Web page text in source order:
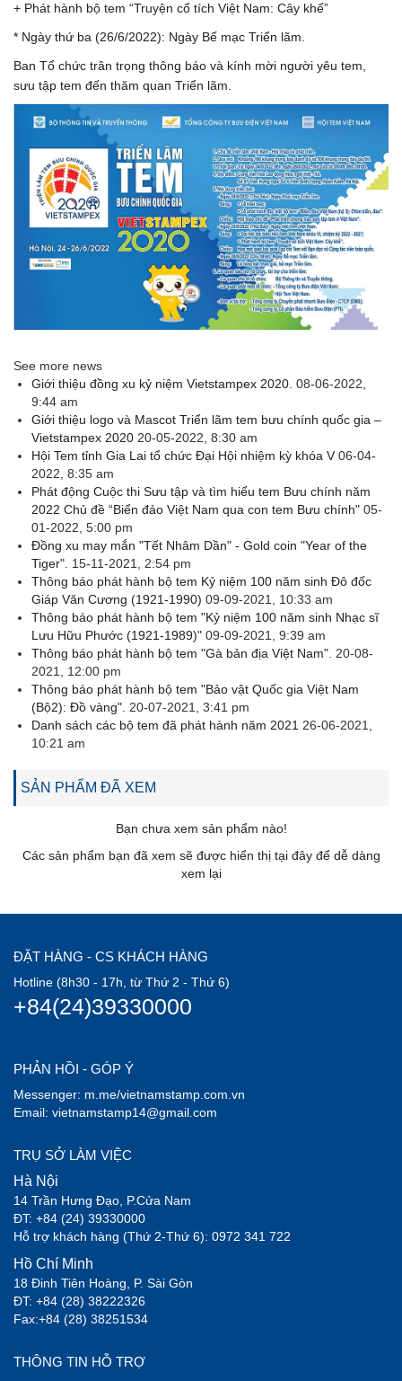
+ Phát hành bộ tem “Truyện cổ tích Việt Nam: Cây khế”
* Ngày thứ ba (26/6/2022): Ngày Bế mạc Triển lãm.
Ban Tổ chức trân trọng thông báo và kính mời người yêu tem,
sưu tập tem đến thăm quan Triển lãm.
See more news
Giới thiệu đồng xu kỷ niệm Vietstampex 2020. 08-06-2022,
9:44 am
Giới thiệu logo và Mascot Triển lãm tem bưu chính quốc gia –
Vietstampex 2020 20-05-2022, 8:30 am
Hội Tem tỉnh Gia Lai tổ chức Đại Hội nhiệm kỳ khóa V 06-04-
2022, 8:35 am
Phát động Cuộc thi Sưu tập và tìm hiểu tem Bưu chính năm
2022 Chủ đề “Biển đảo Việt Nam qua con tem Bưu chính" 05-
01-2022, 5:00 pm
Đồng xu may mắn "Tết Nhâm Dần" - Gold coin "Year of the
Tiger". 15-11-2021, 2:54 pm
Thông báo phát hành bộ tem Kỷ niệm 100 năm sinh Đô đốc
Giáp Văn Cương (1921-1990) 09-09-2021, 10:33 am
Thông báo phát hành bộ tem "Kỷ niệm 100 năm sinh Nhạc sĩ
Lưu Hữu Phước (1921-1989)" 09-09-2021, 9:39 am
Thông báo phát hành bộ tem "Gà bản địa Việt Nam". 20-08-
2021, 12:00 pm
Thông báo phát hành bộ tem "Bảo vật Quốc gia Việt Nam
(Bộ2): Đồ vàng". 20-07-2021, 3:41 pm
Danh sách các bộ tem đã phát hành năm 2021 26-06-2021,
10:21 am
SẢN PHẨM ĐÃ XEM
Bạn chưa xem sản phẩm nào!
Các sản phẩm bạn đã xem sẽ được hiển thị tại đây để dễ dàng
xem lại
ĐẶT HÀNG - CS KHÁCH HÀNG
Hotline (8h30 - 17h, từ Thứ 2 - Thứ 6)
+84(24)39330000
PHẢN HỒI - GÓP Ý
Messenger: m.me/vietnamstamp.com.vn
Email: vietnamstamp14@gmail.com
TRỤ SỞ LÀM VIỆC
Hà Nội
14 Trần Hưng Đạo, P.Cửa Nam
ĐT: +84 (24) 39330000
Hỗ trợ khách hàng (Thứ 2-Thứ 6): 0972 341 722
Hồ Chí Minh
18 Đinh Tiên Hoàng, P. Sài Gòn
ĐT: +84 (28) 38222326
Fax:+84 (28) 38251534
THÔNG TIN HỖ TRỢ